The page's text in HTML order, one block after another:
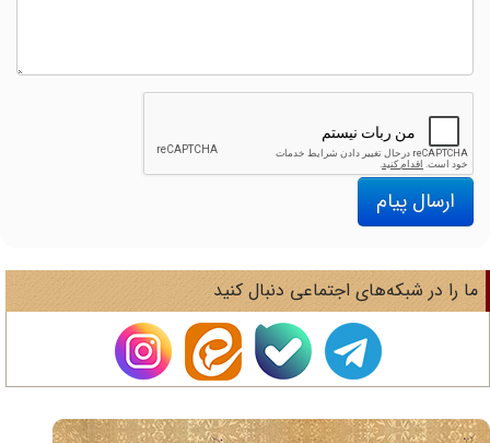
ارسال پیام
را در شبکه‌های اجتماعی دنبال کنید